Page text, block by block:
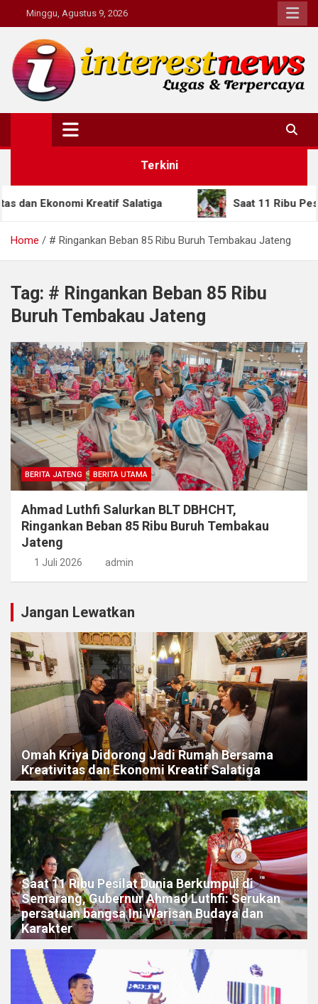
to
content
Minggu, Agustus 9, 2026
Interestnews.or.id
Terkini
Ekonomi Kreatif Salatiga Saat 11 Ribu Pesilat
Home # Ringankan Beban 85 Ribu Buruh Tembakau Jateng
Tag: # Ringankan Beban 85 Ribu
Buruh Tembakau Jateng
BERITA JATENG BERITA UTAMA
Ahmad Luthfi Salurkan BLT DBHCHT,
Ringankan Beban 85 Ribu Buruh Tembakau
Jateng
1 Juli 2026 admin
Jangan Lewatkan
Omah Kriya Didorong Jadi Rumah Bersama
Kreativitas dan Ekonomi Kreatif Salatiga
Saat 11 Ribu Pesilat Dunia Berkumpul di
Semarang, Gubernur Ahmad Luthfi: Serukan
persatuan bangsa Ini Warisan Budaya dan
Karakter